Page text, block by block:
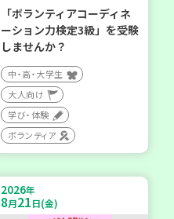
「ボランティアコーディネ
ーション力検定3級」を受験
しませんか？
中・高・大学生
大人向け
学び・体験
ボランティア
2026年
8月21日(金)